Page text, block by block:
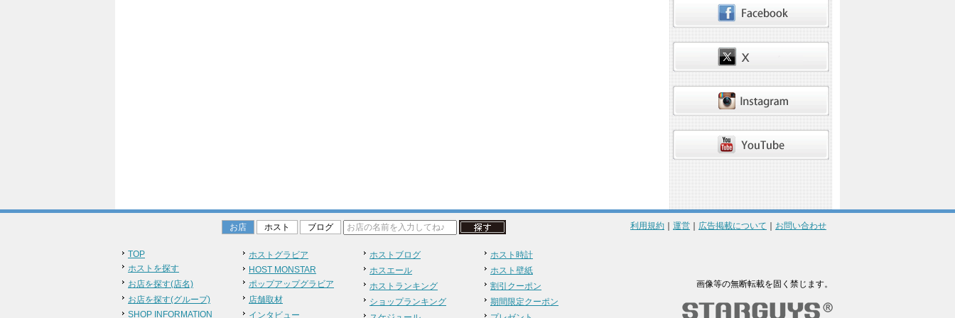
お店 ホスト ブログ
TOP
ホストを探す
お店を探す(店名)
お店を探す(グループ)
SHOP INFORMATION
ホストグラビア
HOST MONSTAR
ポップアップグラビア
店舗取材
インタビュー
ホストブログ
ホスエール
ホストランキング
ショップランキング
ホスト時計
ホスト壁紙
割引クーポン
期間限定クーポン
利用規約 運営 広告掲載について お問い合わせ
画像等の無断転載を固く禁じます。